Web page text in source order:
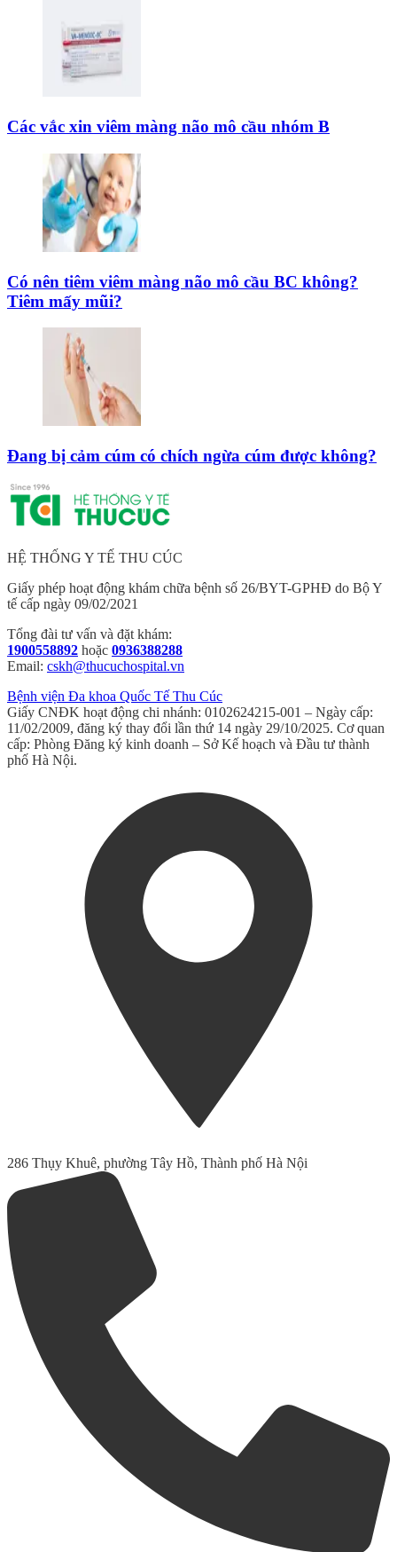
Các vắc xin viêm màng não mô cầu nhóm B
Có nên tiêm viêm màng não mô cầu BC không?
Tiêm mấy mũi?
Đang bị cảm cúm có chích ngừa cúm được không?
HỆ THỐNG Y TẾ THU CÚC
Giấy phép hoạt động khám chữa bệnh số 26/BYT-GPHĐ do Bộ Y
tế cấp ngày 09/02/2021
Tổng đài tư vấn và đặt khám:
1900558892 hoặc 0936388288
Email: cskh@thucuchospital.vn
Bệnh viện Đa khoa Quốc Tế Thu Cúc
Giấy CNĐK hoạt động chi nhánh: 0102624215-001 – Ngày cấp:
11/02/2009, đăng ký thay đổi lần thứ 14 ngày 29/10/2025. Cơ quan
cấp: Phòng Đăng ký kinh doanh – Sở Kế hoạch và Đầu tư thành
phố Hà Nội.
286 Thụy Khuê, phường Tây Hồ, Thành phố Hà Nội